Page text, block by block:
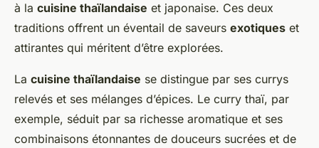
à la cuisine thaïlandaise et japonaise. Ces deux
traditions offrent un éventail de saveurs exotiques et
attirantes qui méritent d’être explorées.
La cuisine thaïlandaise se distingue par ses currys
relevés et ses mélanges d’épices. Le curry thaï, par
exemple, séduit par sa richesse aromatique et ses
combinaisons étonnantes de douceurs sucrées et de